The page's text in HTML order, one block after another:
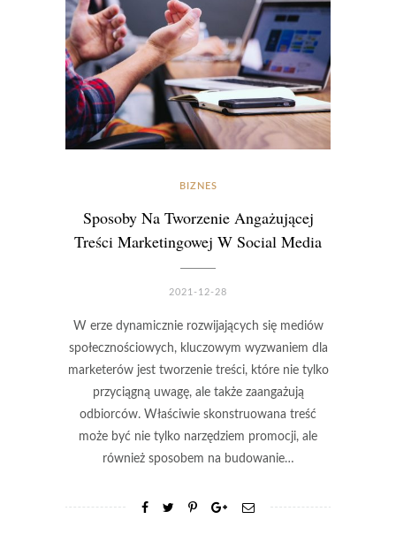
BIZNES
Sposoby Na Tworzenie Angażującej
Treści Marketingowej W Social Media
2021-12-28
W erze dynamicznie rozwijających się mediów
społecznościowych, kluczowym wyzwaniem dla
marketerów jest tworzenie treści, które nie tylko
przyciągną uwagę, ale także zaangażują
odbiorców. Właściwie skonstruowana treść
może być nie tylko narzędziem promocji, ale
również sposobem na budowanie…